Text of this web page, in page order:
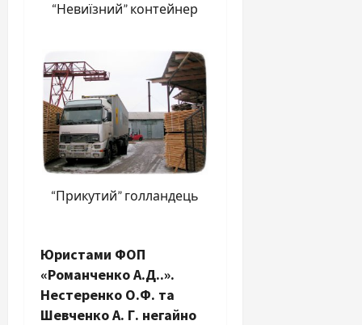
“Невиїзний” контейнер
“Прикутий” голландець
Юристами ФОП
«Романченко А.Д..».
Нестеренко О.Ф. та
Шевченко А. Г. негайно